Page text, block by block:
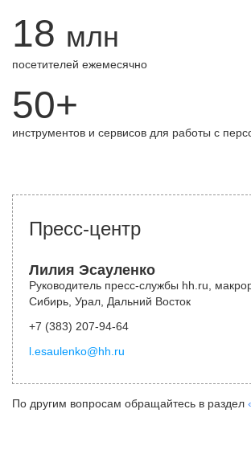
18 млн
посетителей ежемесячно
50+
инструментов и сервисов для работы с
Пресс-центр
Лилия Эсауленко
Руководитель пресс-службы hh.ru,
Сибирь, Урал, Дальний Восток
+7 (383) 207-94-64
l.esaulenko@hh.ru
По другим вопросам обращайтесь в раздел